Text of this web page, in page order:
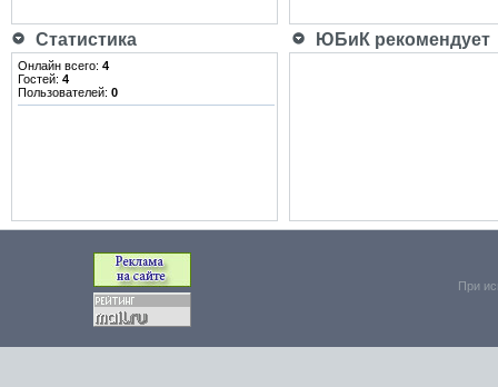
Статистика ЮБиК рекомендует
Онлайн всего: 4
Гостей: 4
Пользователей: 0
При